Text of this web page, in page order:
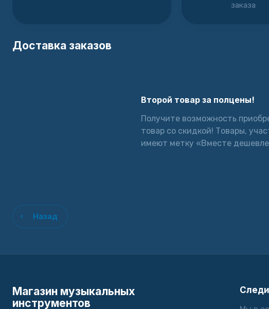
заказа
Доставка заказов
Второй товар за полцены!
Получите возможность
товар со скидкой! Товары,
имеют метку «Вместе
Назад
Магазин музыкальных
инструментов